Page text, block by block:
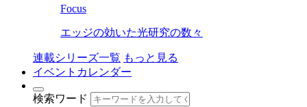
Focus
エッジの効いた光研究の数々
連載シリーズ一覧 もっと見る
イベントカレンダー
検索ワード